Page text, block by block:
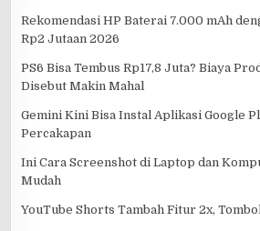
Rekomendasi HP Baterai 7.000 mAh
Rp2 Jutaan 2026
PS6 Bisa Tembus Rp17,8 Juta? Biaya
Disebut Makin Mahal
Gemini Kini Bisa Instal Aplikasi Google
Percakapan
Ini Cara Screenshot di Laptop dan
Mudah
YouTube Shorts Tambah Fitur 2x,